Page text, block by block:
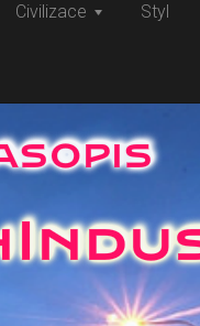
Civilizace Styl